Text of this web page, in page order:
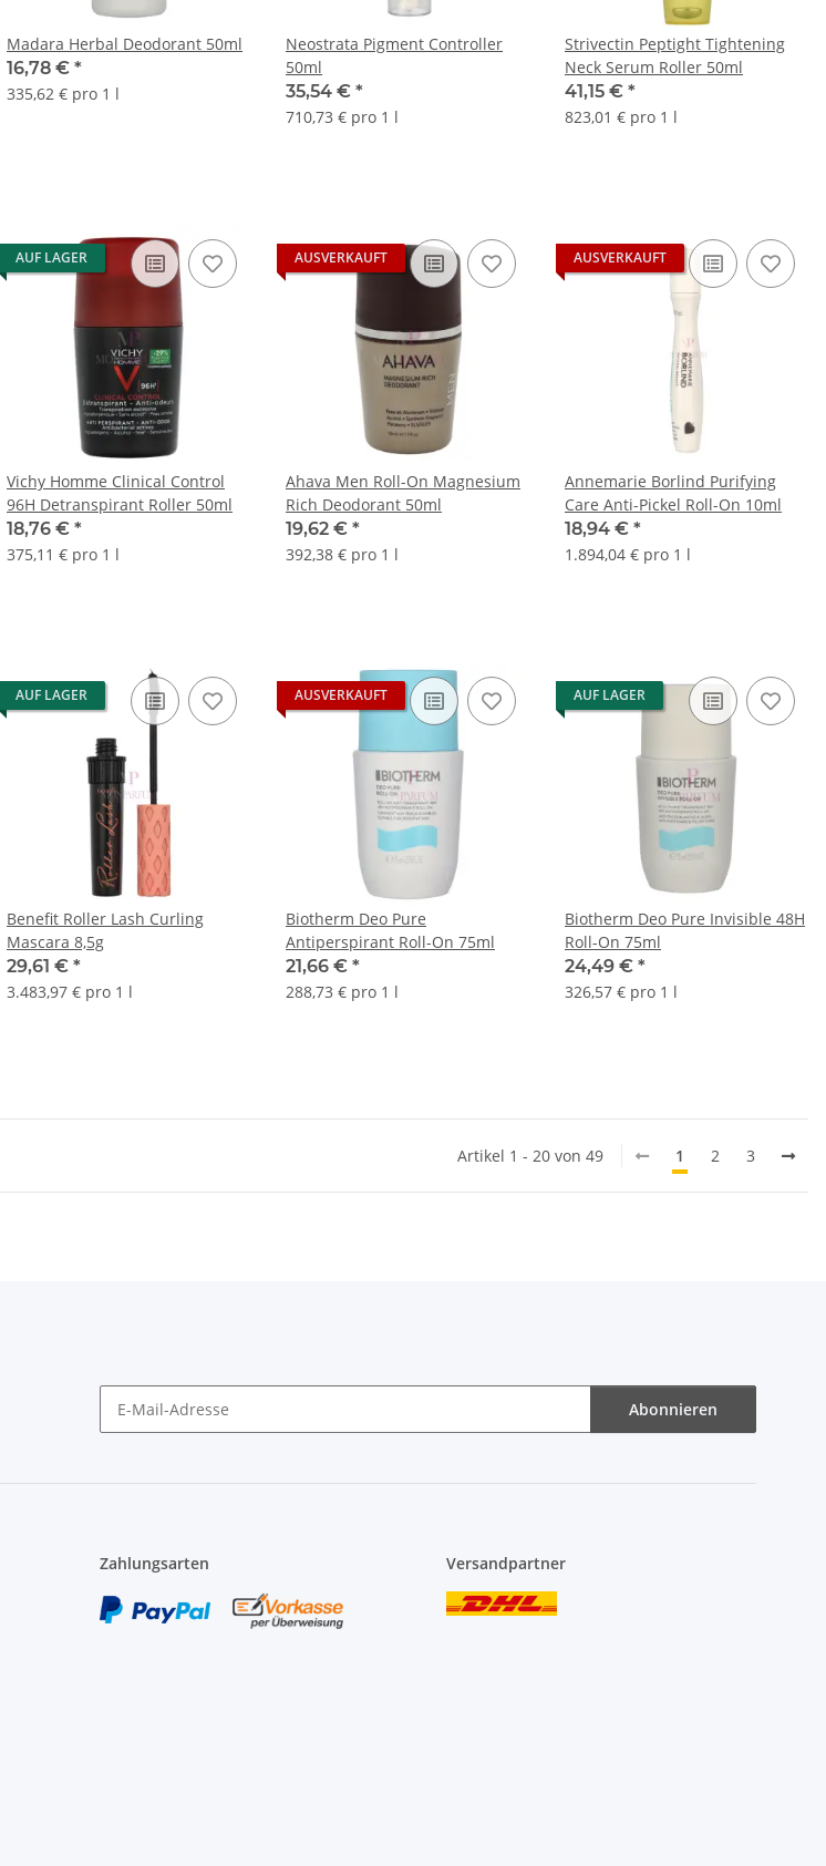
Madara Herbal Deodorant 50ml
16,78 € *
335,62 € pro 1 l
Neostrata Pigment Controller
50ml
35,54 € *
710,73 € pro 1 l
Strivectin Peptight Tightening
Neck Serum Roller 50ml
41,15 € *
823,01 € pro 1 l
AUF LAGER
Vichy Homme Clinical Control
96H Detranspirant Roller 50ml
18,76 € *
375,11 € pro 1 l
AUSVERKAUFT
Ahava Men Roll-On Magnesium
Rich Deodorant 50ml
19,62 € *
392,38 € pro 1 l
AUSVERKAUFT
Annemarie Borlind Purifying
Care Anti-Pickel Roll-On 10ml
18,94 € *
1.894,04 € pro 1 l
AUF LAGER
Benefit Roller Lash Curling
Mascara 8,5g
29,61 € *
3.483,97 € pro 1 l
AUSVERKAUFT
Biotherm Deo Pure
Antiperspirant Roll-On 75ml
21,66 € *
288,73 € pro 1 l
AUF LAGER
Biotherm Deo Pure Invisible 48H
Roll-On 75ml
24,49 € *
326,57 € pro 1 l
Artikel 1 - 20 von 49 1 2 3
Abonnieren
Zahlungsarten Versandpartner